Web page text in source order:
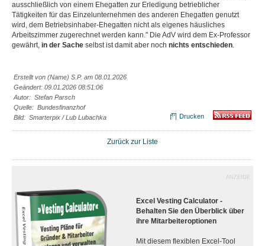
ausschließlich von einem Ehegatten zur Erledigung betrieblicher
Tätigkeiten für das Einzelunternehmen des anderen Ehegatten genutzt
wird, dem Betriebsinhaber-Ehegatten nicht als eigenes häusliches
Arbeitszimmer zugerechnet werden kann." Die AdV wird dem Ex-Professor
gewährt, in der Sache selbst ist damit aber noch nichts entschieden.
Erstellt von (Name) S.P. am 08.01.2026
Geändert: 09.01.2026 08:51:06
Autor: Stefan Parsch
Quelle: Bundesfinanzhof
Bild: Smarterpix / Lub Lubachka
Drucken
Zurück zur Liste
ANZEIGE
Excel Vesting Calculator -
Behalten Sie den Überblick über
ihre Mitarbeiteroptionen
Mit diesem flexiblen Excel-Tool